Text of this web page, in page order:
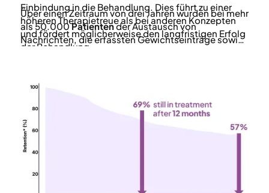
Einbindung in die Behandlung. Dies führt zu einer
höheren Therapietreue als bei anderen Konzepten
und fördert möglicherweise den langfristigen Erfolg
der Behandlung.
Über einen Zeitraum von drei Jahren wurden bei mehr
als 50.000Patientender Austausch von
Nachrichten, die erfassten Gewichtseinträge sowie